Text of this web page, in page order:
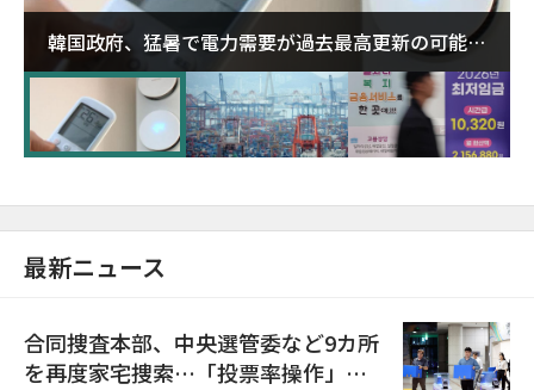
韓国政府、猛暑で電力需要が過去最高更新の可能性
に需給対応体制を点検
最新ニュース
合同捜査本部、中央選管委など9カ所
を再度家宅捜索…「投票率操作」の